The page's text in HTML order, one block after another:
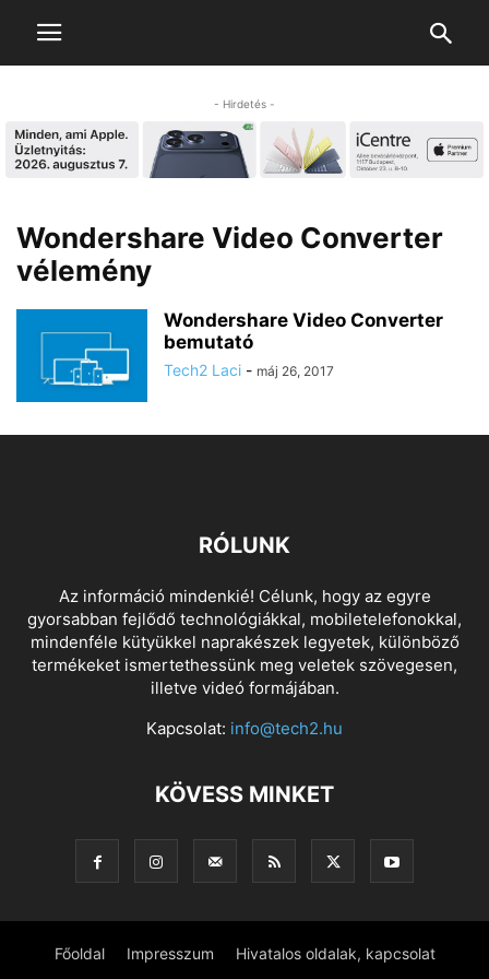
- Hirdetés -
Wondershare Video Converter
vélemény
Wondershare Video Converter
bemutató
Tech2 Laci - máj 26, 2017
RÓLUNK
Az információ mindenkié! Célunk, hogy az egyre
gyorsabban fejlődő technológiákkal, mobiletelefonokkal,
mindenféle kütyükkel naprakészek legyetek, különböző
termékeket ismertethessünk meg veletek szövegesen,
illetve videó formájában.
Kapcsolat: info@tech2.hu
KÖVESS MINKET
Főoldal Impresszum Hivatalos oldalak, kapcsolat